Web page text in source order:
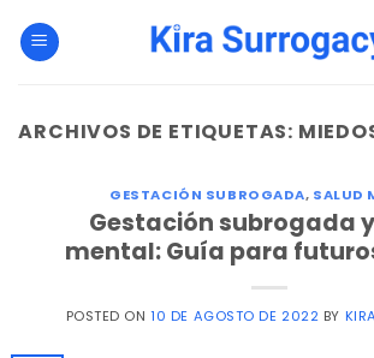
ARCHIVOS DE ETIQUETAS:
GESTACIÓN SUBROGADA, SALUD
Gestación subrogada
mental: Guía para
POSTED ON10 DE AGOSTO DE 2022 BY